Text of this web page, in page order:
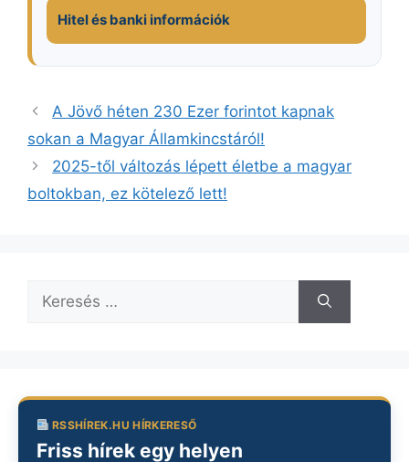
Hitel és banki információk
A Jövő héten 230 Ezer forintot kapnak
sokan a Magyar Államkincstáról!
2025-től változás lépett életbe a magyar
boltokban, ez kötelező lett!
Keresés:
RSSHÍREK.HU HÍRKERESŐ
Friss hírek egy helyen